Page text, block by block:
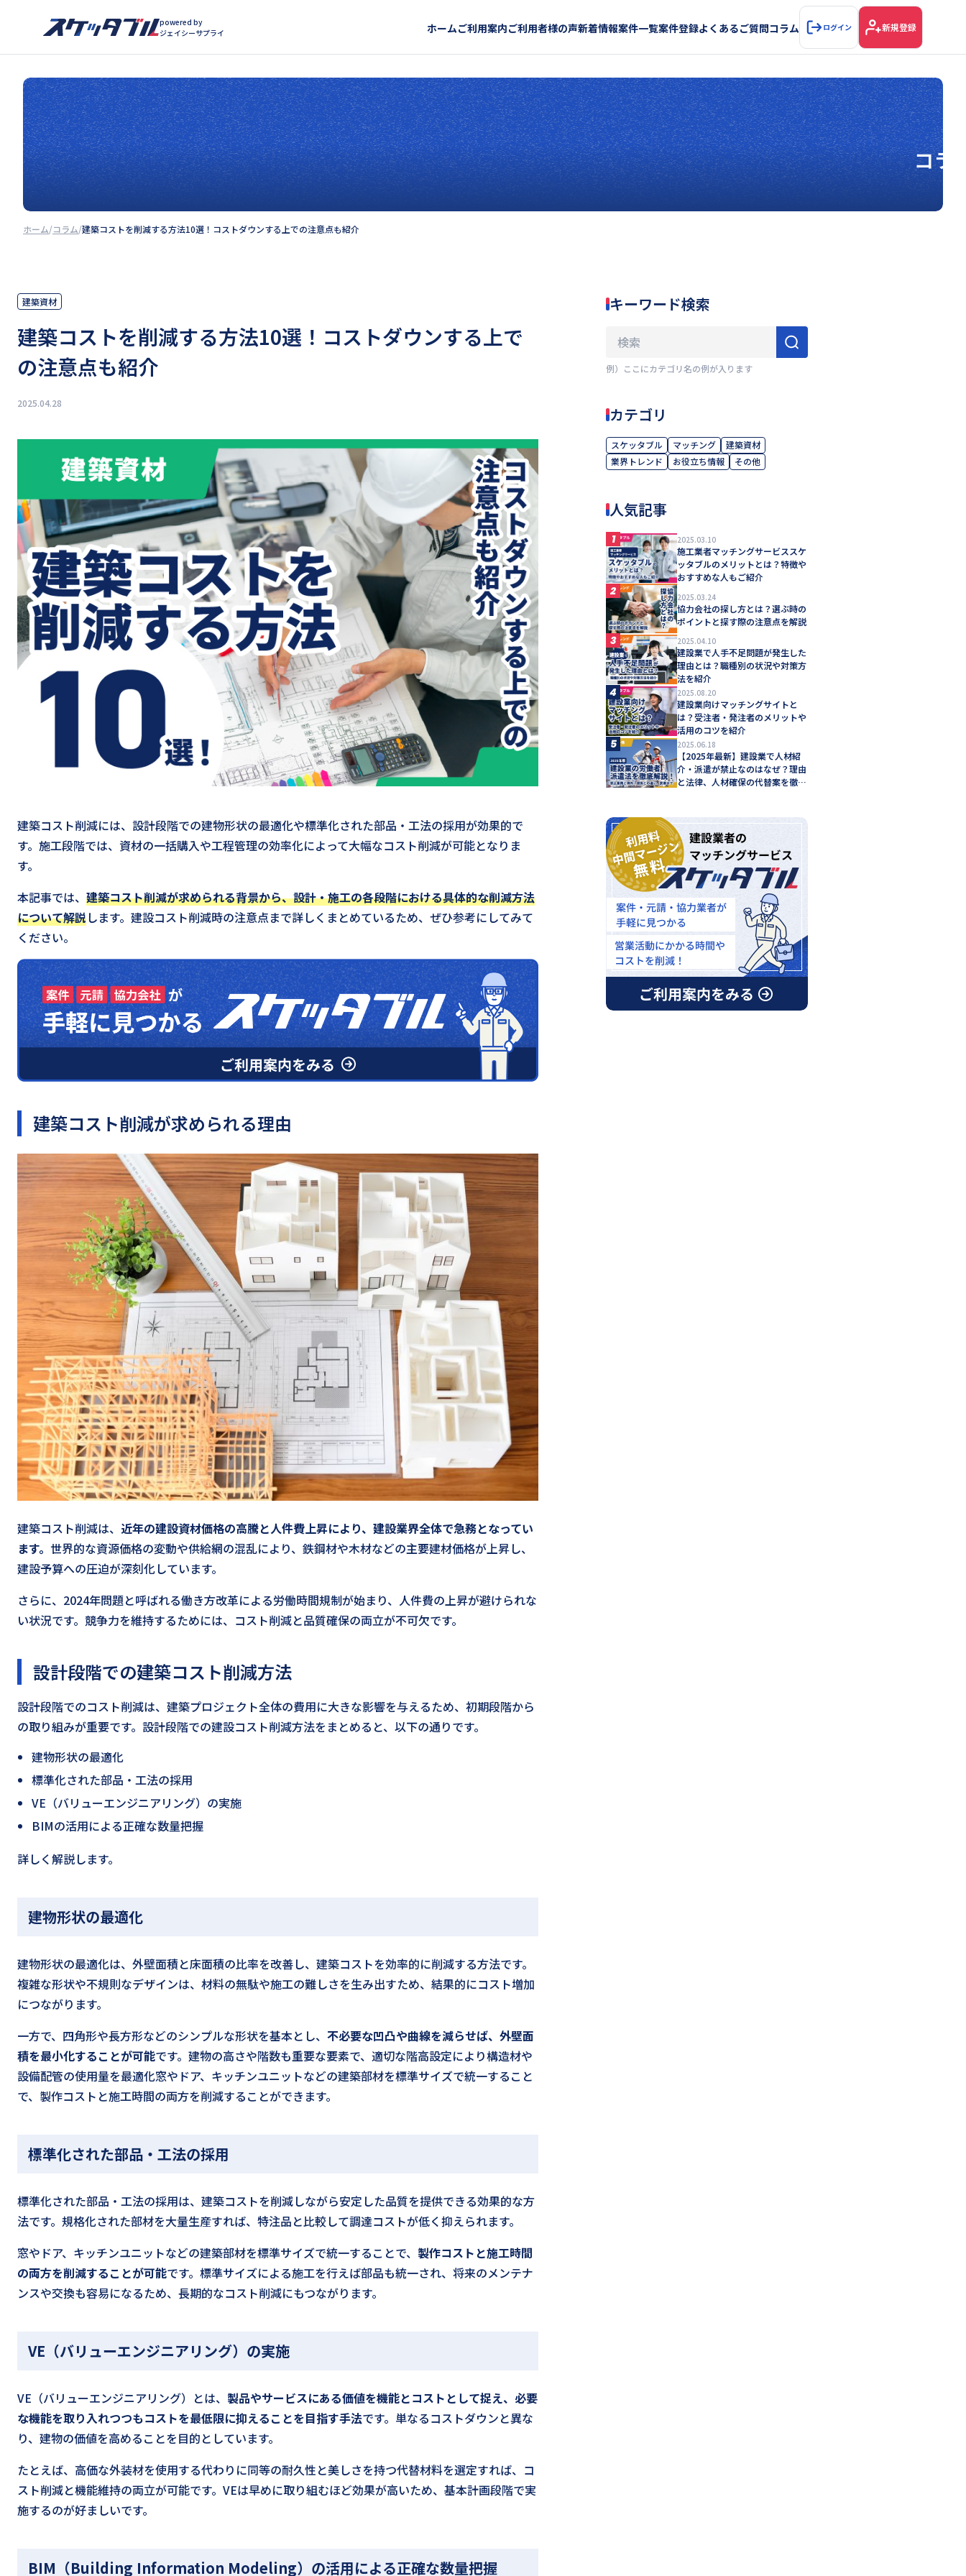
powered by
ジェイシーサプライ
ホームご利用案内ご利用者様の声新着情報案件一覧案件登録よくあるご質問コラム ログイン 新規登録
コラ
ホーム コラム 建築コストを削減する方法10選！コストダウンする上での注意点も紹介
建築資材
建築コストを削減する方法10選！コストダウンする上で
の注意点も紹介
2025.04.28
建築コスト削減には、設計段階での建物形状の最適化や標準化された部品・工法の採用が効果的で
す。施工段階では、資材の一括購入や工程管理の効率化によって大幅なコスト削減が可能となりま
す。
本記事では、 建築コスト削減が求められる背景から、設計・施工の各段階における具体的な削減方法
について解説します。建設コスト削減時の注意点まで詳しくまとめているため、ぜひ参考にしてみて
ください。
建築コスト削減が求められる理由
建築コスト削減は、 近年の建設資材価格の高騰と人件費上昇により、建設業界全体で急務となってい
ます。 世界的な資源価格の変動や供給網の混乱により、鉄鋼材や木材などの主要建材価格が上昇し、
建設予算への圧迫が深刻化しています。
さらに、2024年問題と呼ばれる働き方改革による労働時間規制が始まり、人件費の上昇が避けられな
い状況です。競争力を維持するためには、コスト削減と品質確保の両立が不可欠です。
設計段階での建築コスト削減方法
設計段階でのコスト削減は、建築プロジェクト全体の費用に大きな影響を与えるため、初期段階から
の取り組みが重要です。設計段階での建設コスト削減方法をまとめると、以下の通りです。
建物形状の最適化
標準化された部品・工法の採用
VE（バリューエンジニアリング）の実施
BIMの活用による正確な数量把握
詳しく解説します。
建物形状の最適化
建物形状の最適化は、外壁面積と床面積の比率を改善し、建築コストを効率的に削減する方法です。
複雑な形状や不規則なデザインは、材料の無駄や施工の難しさを生み出すため、結果的にコスト増加
につながります。
一方で、四角形や長方形などのシンプルな形状を基本とし、 不必要な凹凸や曲線を減らせば、外壁面
積を最小化することが可能です。建物の高さや階数も重要な要素で、適切な階高設定により構造材や
設備配管の使用量を最適化窓やドア、キッチンユニットなどの建築部材を標準サイズで統一すること
で、製作コストと施工時間の両方を削減することができます。
標準化された部品・工法の採用
標準化された部品・工法の採用は、建築コストを削減しながら安定した品質を提供できる効果的な方
法です。規格化された部材を大量生産すれば、特注品と比較して調達コストが低く抑えられます。
窓やドア、キッチンユニットなどの建築部材を標準サイズで統一することで、 製作コストと施工時間
の両方を削減することが可能です。標準サイズによる施工を行えば部品も統一され、将来のメンテナ
ンスや交換も容易になるため、長期的なコスト削減にもつながります。
VE（バリューエンジニアリング）の実施
VE（バリューエンジニアリング）とは、 製品やサービスにある価値を機能とコストとして捉え、必要
な機能を取り入れつつもコストを最低限に抑えることを目指す手法です。単なるコストダウンと異な
り、建物の価値を高めることを目的としています。
たとえば、高価な外装材を使用する代わりに同等の耐久性と美しさを持つ代替材料を選定すれば、コ
スト削減と機能維持の両立が可能です。VEは早めに取り組むほど効果が高いため、基本計画段階で実
施するのが好ましいです。
BIM（Building Information Modeling）の活用による正確な数量把握
キーワード検索
例）ここにカテゴリ名の例が入ります
カテゴリ
スケッタブル マッチング
建築資材
業界トレンド
お役立ち情報 その他
人気記事
1 2025.03.10
施工業者マッチングサービススケ
ッタブルのメリットとは？特徴や
おすすめな人もご紹介
2 2025.03.24
協力会社の探し方とは？選ぶ時の
ポイントと探す際の注意点を解説
3 2025.04.10
建設業で人手不足問題が発生した
理由とは？職種別の状況や対策方
法を紹介
4 2025.08.20
建設業向けマッチングサイトと
は？受注者・発注者のメリットや
活用のコツを紹介
5 2025.06.18
【2025年最新】建設業で人材紹
介・派遣が禁止なのはなぜ？理由
と法律、人材確保の代替案を徹底